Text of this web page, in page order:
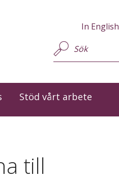
Stöd vårt arbete
In English
till